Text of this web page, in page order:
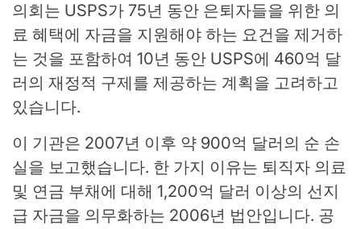
의회는 USPS가 75년 동안 은퇴자들을 위한 의
료 혜택에 자금을 지원해야 하는 요건을 제거하
는 것을 포함하여 10년 동안 USPS에 460억 달
러의 재정적 구제를 제공하는 계획을 고려하고
있습니다.
이 기관은 2007년 이후 약 900억 달러의 순 손
실을 보고했습니다. 한 가지 이유는 퇴직자 의료
및 연금 부채에 대해 1,200억 달러 이상의 선지
급 자금을 의무화하는 2006년 법안입니다. 공